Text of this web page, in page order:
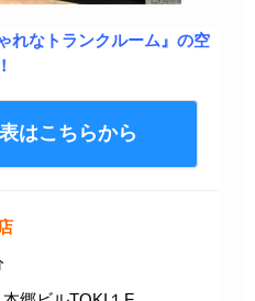
れなトランクルーム』の空
はこちらから